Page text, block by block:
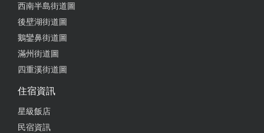
飄移車好玩有趣，身高110公分就可以自駕，小朋友
多種遊樂設施可以選擇，費用不高，10分鐘250元很
可以，操作簡單也安全。
西南半島街道圖
後壁湖街道圖
鵝鑾鼻街道圖
滿州街道圖
四重溪街道圖
住宿資訊
星級飯店
民宿資訊